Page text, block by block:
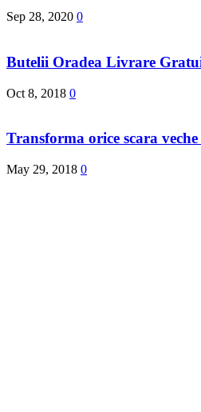
Sep 28, 2020 0
Butelii Oradea Livrare
Oct 8, 2018 0
Transforma orice scara
May 29, 2018 0